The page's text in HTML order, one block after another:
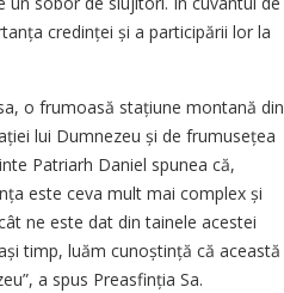
credinței și a participării lor la
o frumoasă stațiune montană din
lui Dumnezeu și de frumusețea
Patriarh Daniel spunea că,
este ceva mult mai complex și
ne este dat din tainele acestei
timp, luăm cunoștință că această
a spus Preasfinția Sa.